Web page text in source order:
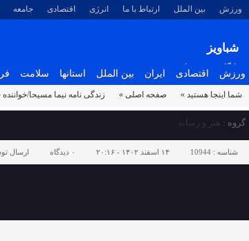
ورزش بین الملل ارتباط با ما انرژی اقتصادی جامعه
شباویز
پایگاه خبری شباویز
ورزش اقتصادی ایران بین الملل استانها سلامت
شما اینجا هستید » صفحه اصلی » زندگی نامه نیما مسیحا/
گروه : هنر و رسانه
شناسه : 10944 ۱۴ اسفند ۱۴۰۲ - ۲۰:۱۶ ۰ دیدگاه ارسال